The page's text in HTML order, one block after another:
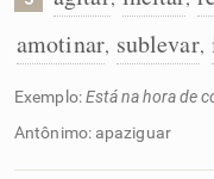
amotinar, sublevar,
Exemplo:Está na hora de
Antônimo: apaziguar